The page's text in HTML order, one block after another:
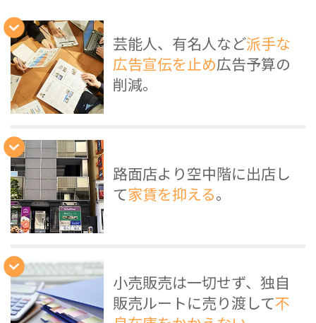
芸能人、有名人など派手な
広告宣伝を止め広告予算の
削減。
路面店より空中階に出店し
て家賃を抑える。
小売販売は一切せず、独自
販売ルートに売り渡して不